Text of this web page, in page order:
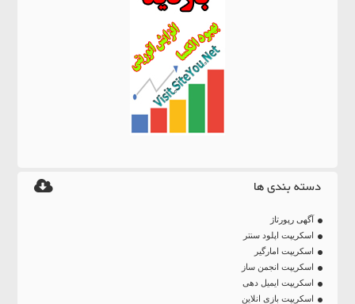
دسته بندی ها
آگهی رپورتاژ
اسکریپت اپلود سنتر
اسکریپت امارگیر
اسکریپت انجمن ساز
اسکریپت ایمیل دهی
اسکریپت بازی انلاین